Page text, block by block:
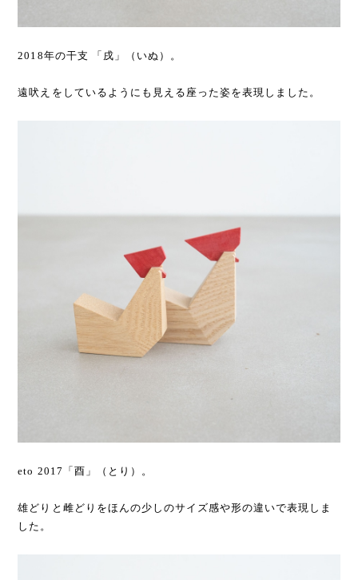
2018年の干支 「戌」（いぬ）。
遠吠えをしているようにも見える座った姿を表現しました。
eto 2017「酉」（とり）。
雄どりと雌どりをほんの少しのサイズ感や形の違いで表現しま
した。